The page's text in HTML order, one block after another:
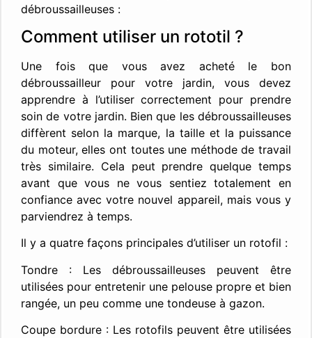
débroussailleuses :
Comment utiliser un rototil ?
Une fois que vous avez acheté le bon
débroussailleur pour votre jardin, vous devez
apprendre à l’utiliser correctement pour prendre
soin de votre jardin. Bien que les débroussailleuses
diffèrent selon la marque, la taille et la puissance
du moteur, elles ont toutes une méthode de travail
très similaire. Cela peut prendre quelque temps
avant que vous ne vous sentiez totalement en
confiance avec votre nouvel appareil, mais vous y
parviendrez à temps.
Il y a quatre façons principales d’utiliser un rotofil :
Tondre : Les débroussailleuses peuvent être
utilisées pour entretenir une pelouse propre et bien
rangée, un peu comme une tondeuse à gazon.
Coupe bordure : Les rotofils peuvent être utilisées